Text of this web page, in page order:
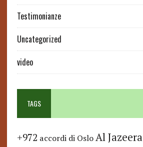
Testimonianze
Uncategorized
video
TAGS
+972 accordi di Oslo Al Jazeera